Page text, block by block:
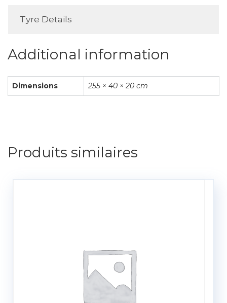
Tyre Details
Additional information
Dimensions 255 × 40 × 20 cm
Produits similaires